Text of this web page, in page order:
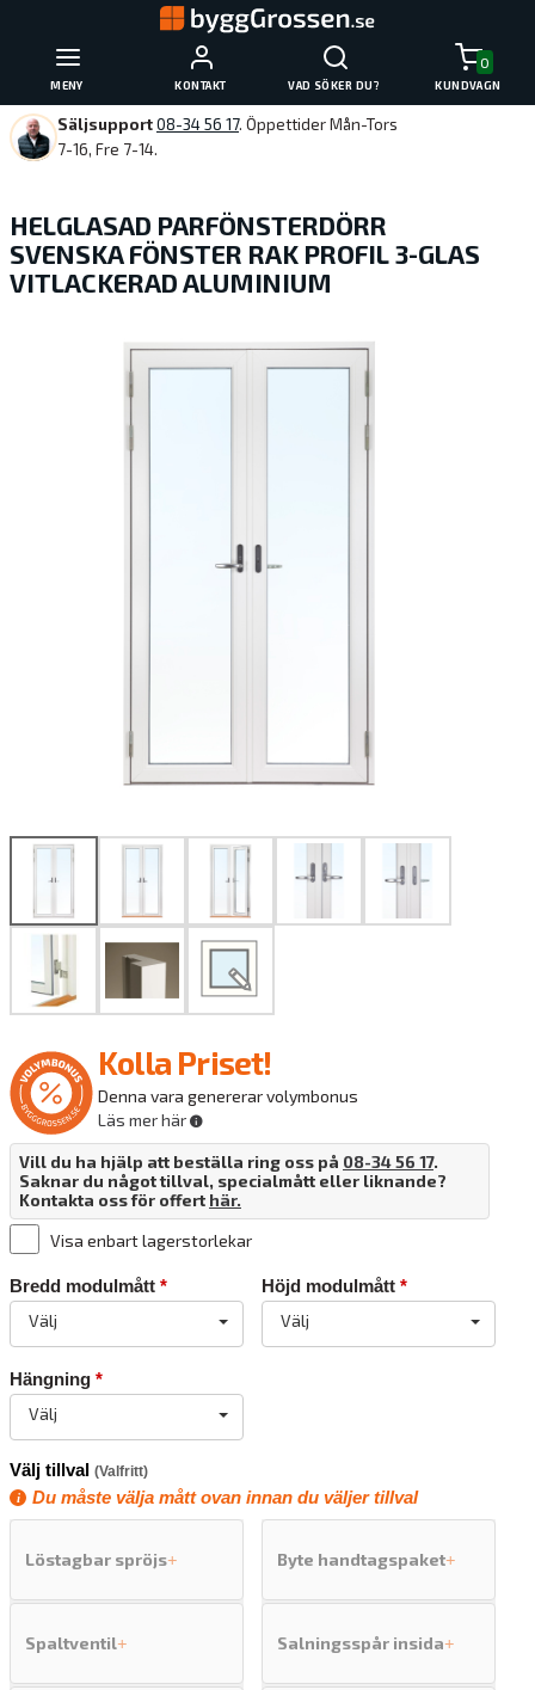
MENY KONTAKT VAD SÖKER DU?
0
KUNDVAGN
Säljsupport08-34 56 17. Öppettider Mån-Tors
7-16, Fre 7-14.
HELGLASAD PARFÖNSTERDÖRR
SVENSKA FÖNSTER RAK PROFIL 3-GLAS
VITLACKERAD ALUMINIUM
Produktritare
Kolla Priset!
Denna vara genererar volymbonus
Läs mer här
Vill du ha hjälp att beställa ring oss på 08-34 56 17.
Saknar du något tillval, specialmått eller liknande?
Kontakta oss för offert här.
Visa enbart lagerstorlekar
Bredd modulmått *
Välj
Höjd modulmått *
Välj
Hängning *
Välj
Välj tillval (Valfritt)
Du måste välja mått ovan innan du väljer tillval
Löstagbar spröjs+ Byte handtagspaket+
Spaltventil+ Salningsspår insida+